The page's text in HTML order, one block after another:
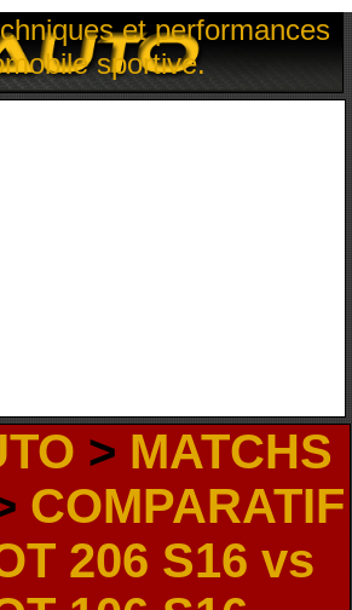
et performances
sportive.
> MATCHS
COMPARATIF
206 S16 vs